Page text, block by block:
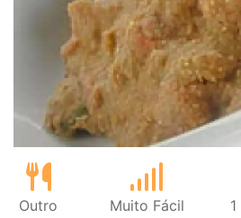
Outro Muito Fácil